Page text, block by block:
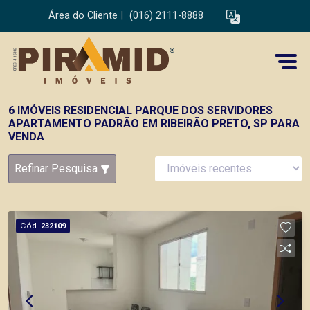
Área do Cliente (016) 2111-8888
6 IMÓVEIS RESIDENCIAL PARQUE DOS SERVIDORES
APARTAMENTO PADRÃO EM RIBEIRÃO PRETO, SP PARA
VENDA
Refinar Pesquisa
Cód. 232109